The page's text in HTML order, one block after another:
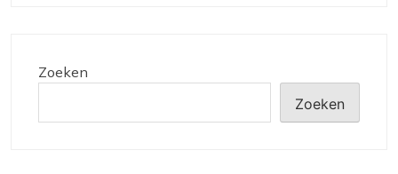
Zoeken
Zoeken